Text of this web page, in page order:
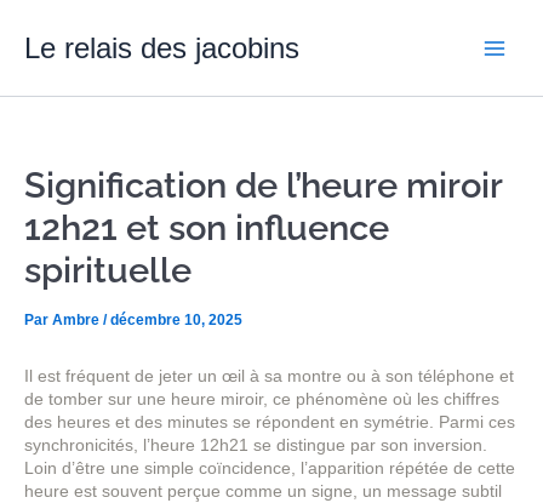
contenuLe relais des jacobins
Signification de l’heure miroir
12h21 et son influence
spirituelle
Par Ambre /décembre 10, 2025
Il est fréquent de jeter un œil à sa montre ou à son téléphone et
de tomber sur une heure miroir, ce phénomène où les chiffres
des heures et des minutes se répondent en symétrie. Parmi ces
synchronicités, l’heure 12h21 se distingue par son inversion.
Loin d’être une simple coïncidence, l’apparition répétée de cette
heure est souvent perçue comme un signe, un message subtil